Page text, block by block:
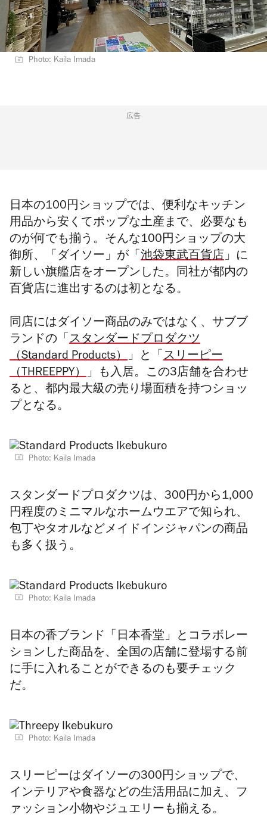
Photo: Kaila Imada
広告
日本の100円ショップでは、便利なキッチン
用品から安くてポップな土産まで、必要なも
のが何でも揃う。そんな100円ショップの大
御所、「ダイソー」が「 池袋東武百貨店」に
新しい旗艦店をオープンした。同社が都内の
百貨店に進出するのは初となる。
同店にはダイソー商品のみではなく、サブブ
ランドの「 スタンダードプロダクツ
（Standard Products）」と「 スリーピー
（THREEPPY）」も入居。この3店舗を合わせ
ると、都内最大級の売り場面積を持つショッ
プとなる。
Photo: Kaila Imada
スタンダードプロダクツは、300円から1,000
円程度のミニマルなホームウエアで知られ、
包丁やタオルなどメイドインジャパンの商品
も多く扱う。
Photo: Kaila Imada
日本の香ブランド「日本香堂」とコラボレー
ションした商品を、全国の店舗に登場する前
に手に入れることができるのも要チェック
だ。
Photo: Kaila Imada
スリーピーはダイソーの300円ショップで、
インテリアや食器などの生活用品に加え、フ
ァッション小物やジュエリーも揃える。